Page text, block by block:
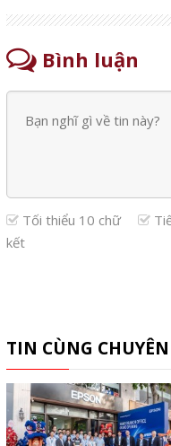
Bình luận
Tối thiểu 10 chữ
kết
TIN CÙNG